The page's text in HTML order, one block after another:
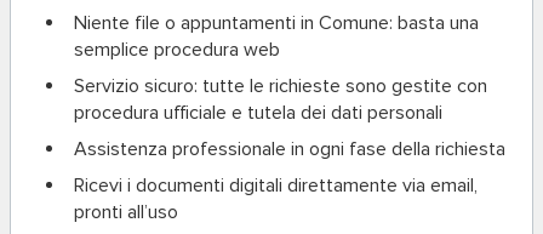
Niente file o appuntamenti in Comune: basta una
semplice procedura web
Servizio sicuro: tutte le richieste sono gestite con
procedura ufficiale e tutela dei dati personali
Assistenza professionale in ogni fase della richiesta
Ricevi i documenti digitali direttamente via email,
pronti all’uso